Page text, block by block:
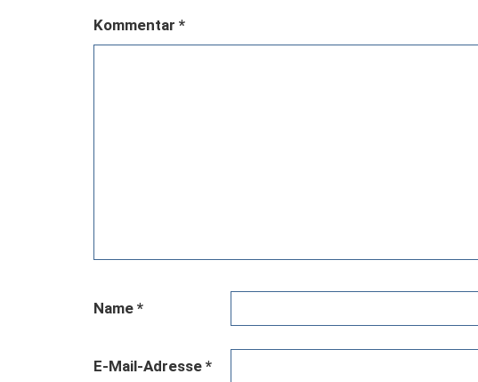
Kommentar *
Name *
E-Mail-Adresse *